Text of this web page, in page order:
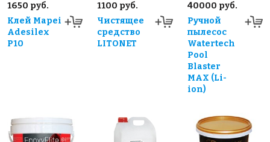
1650 руб.
Клей Mapei
Adesilex
P10
1100 руб.
Чистящее
средство
LITONET
40000 руб.
Ручной
пылесос
Watertech
Pool
Blaster
MAX (Li-
ion)